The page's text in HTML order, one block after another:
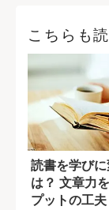
こちらも
読書を学び
は？ 文章力
プットの工夫